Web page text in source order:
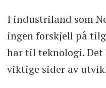
I industriland som
ingen forskjell på
har til teknologi. Det
viktige sider av